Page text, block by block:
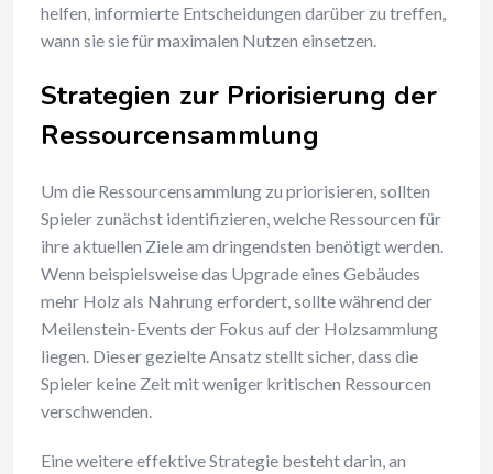
helfen, informierte Entscheidungen darüber zu treffen,
wann sie sie für maximalen Nutzen einsetzen.
Strategien zur Priorisierung der
Ressourcensammlung
Um die Ressourcensammlung zu priorisieren, sollten
Spieler zunächst identifizieren, welche Ressourcen für
ihre aktuellen Ziele am dringendsten benötigt werden.
Wenn beispielsweise das Upgrade eines Gebäudes
mehr Holz als Nahrung erfordert, sollte während der
Meilenstein-Events der Fokus auf der Holzsammlung
liegen. Dieser gezielte Ansatz stellt sicher, dass die
Spieler keine Zeit mit weniger kritischen Ressourcen
verschwenden.
Eine weitere effektive Strategie besteht darin, an